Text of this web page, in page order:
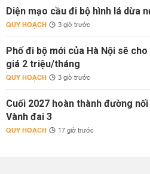
Diện mạo cầu đi bộ hình lá dừa
QUY HOẠCH 3 giờ trước
Phố đi bộ mới của Hà Nội sẽ
giá 2 triệu/tháng
QUY HOẠCH 3 giờ trước
Cuối 2027 hoàn thành đường
Vành đai 3
QUY HOẠCH 17 giờ trước